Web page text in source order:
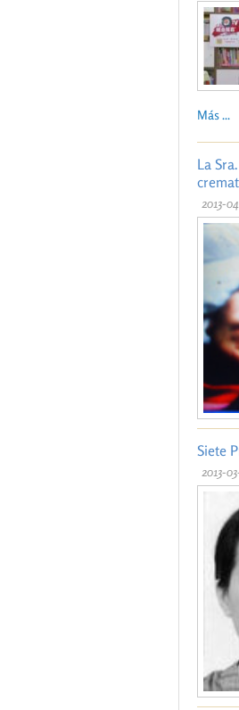
Más ...
La
2013-
Siete
2013-